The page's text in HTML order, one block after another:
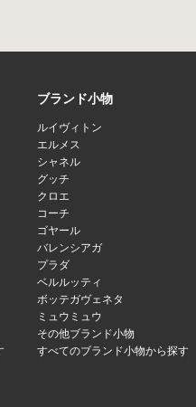
ブランド小物
ルイヴィトン
エルメス
シャネル
グッチ
クロエ
コーチ
ゴヤール
バレンシアガ
プラダ
ベルルッティ
ボッテガヴェネタ
ミュウミュウ
その他ブランド小物
すべてのブランド小物から探す